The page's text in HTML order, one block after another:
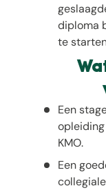
diploma
te
Een
KMO.
Een